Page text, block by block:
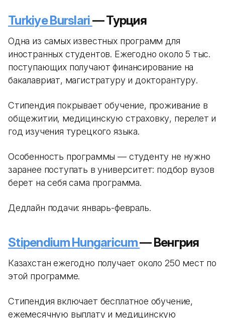
Turkiye Burslari— Турция
Одна из самых известных программ для
иностранных студентов. Ежегодно около 5 тыс.
поступающих получают финансирование на
бакалавриат, магистратуру и докторантуру.
Стипендия покрывает обучение, проживание в
общежитии, медицинскую страховку, перелет и
год изучения турецкого языка.
Особенность программы — студенту не нужно
заранее поступать в университет: подбор вузов
берет на себя сама программа.
Дедлайн подачи: январь-февраль.
Stipendium Hungaricum— Венгрия
Казахстан ежегодно получает около 250 мест по
этой программе.
Стипендия включает бесплатное обучение,
ежемесячную выплату и медицинскую